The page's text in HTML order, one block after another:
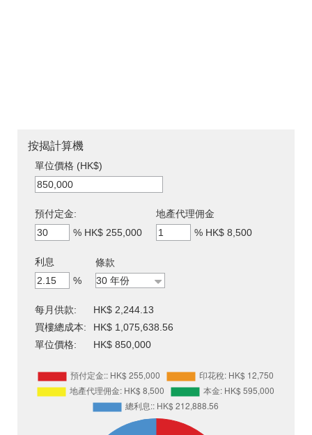
按揭計算機
單位價格 (HK$)
預付定金:
% HK$ 255,000
地產代理佣金
% HK$ 8,500
利息
%
條款
每月供款:
HK$ 2,244.13
買樓總成本:
HK$ 1,075,638.56
單位價格:
HK$ 850,000